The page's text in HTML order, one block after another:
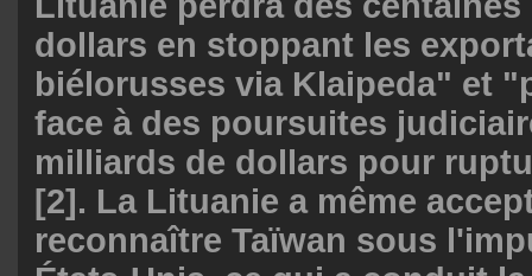
dollars en stoppant les
biélorusses via Klaipeda" et
face à des poursuites
milliards de dollars pour
[2]. La Lituanie a même
reconnaître Taïwan sous